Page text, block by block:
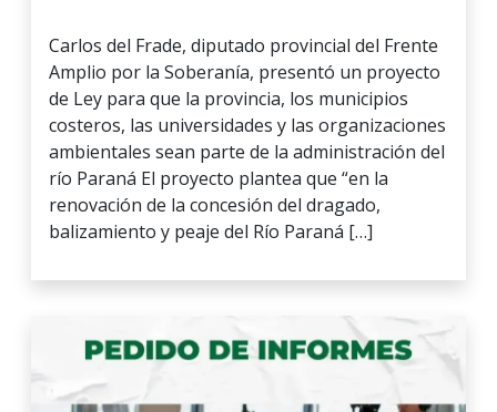
Carlos del Frade, diputado provincial del Frente
Amplio por la Soberanía, presentó un proyecto
de Ley para que la provincia, los municipios
costeros, las universidades y las organizaciones
ambientales sean parte de la administración del
río Paraná El proyecto plantea que “en la
renovación de la concesión del dragado,
balizamiento y peaje del Río Paraná […]